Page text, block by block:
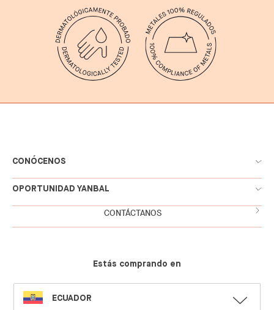
CONÓCENOS
OPORTUNIDAD YANBAL
CONTÁCTANOS
Estás comprando en
SELECT
LANGUAGE
ECUADOR